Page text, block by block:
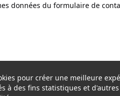
données du formulaire de
pour créer une meilleure
à des fins statistiques et